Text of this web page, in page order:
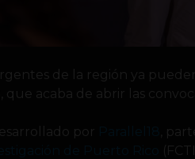
de la región ya
que acaba de abrir las
por ,